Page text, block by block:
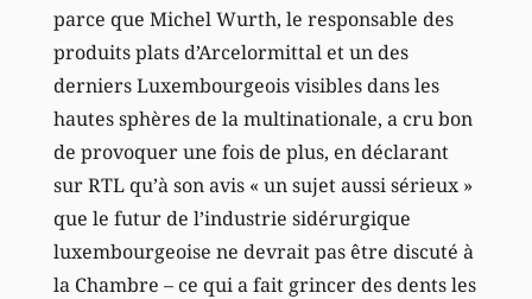
parce que Michel Wurth, le responsable des
produits plats d’Arcelormittal et un des
derniers Luxembourgeois visibles dans les
hautes sphères de la multinationale, a cru bon
de provoquer une fois de plus, en déclarant
sur RTL qu’à son avis « un sujet aussi sérieux »
que le futur de l’industrie sidérurgique
luxembourgeoise ne devrait pas être discuté à
la Chambre – ce qui a fait grincer des dents les